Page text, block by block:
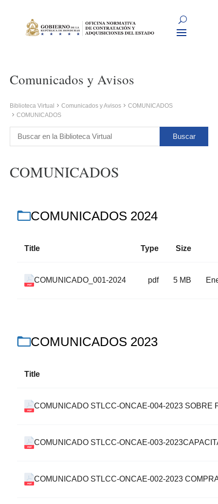
Comunicados y Avisos
Biblioteca Virtual Comunicados y Avisos
COMUNICADOS
COMUNICADOS
COMUNICADOS
COMUNICADOS 2024
Title Type Size
COMUNICADO_001-2024 pdf 5 MB
COMUNICADOS 2023
Title
COMUNICADO STLCC-ONCAE-004-2023 SOBRE
COMUNICADO STLCC-ONCAE-003-
COMUNICADO STLCC-ONCAE-002-2023